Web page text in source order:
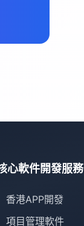
心軟件開發服務
香港APP開發
項目管理軟件